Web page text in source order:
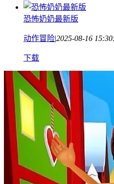
恐怖奶奶最新版
动作冒险|2025-08-16
下载